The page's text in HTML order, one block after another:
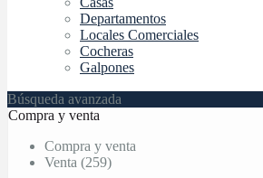
Departamentos
Locales Comerciales
Cocheras
Galpones
Búsqueda avanzada
Compra y venta
Compra y venta
Venta (259)